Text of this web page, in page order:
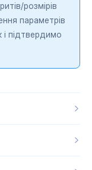
розмірів
параметрів
підтвердимо
промисловість